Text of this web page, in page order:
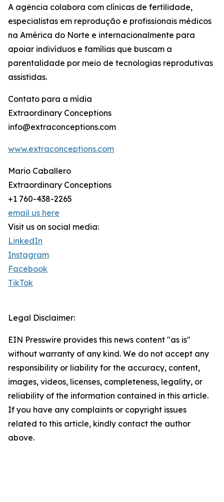
A agência colabora com clínicas de fertilidade,
especialistas em reprodução e profissionais médicos
na América do Norte e internacionalmente para
apoiar indivíduos e famílias que buscam a
parentalidade por meio de tecnologias reprodutivas
assistidas.
Contato para a mídia
Extraordinary Conceptions
info@extraconceptions.com
www.extraconceptions.com
Mario Caballero
Extraordinary Conceptions
+1 760-438-2265
email us here
Visit us on social media:
LinkedIn
Instagram
Facebook
TikTok
Legal Disclaimer:
EIN Presswire provides this news content "as is"
without warranty of any kind. We do not accept any
responsibility or liability for the accuracy, content,
images, videos, licenses, completeness, legality, or
reliability of the information contained in this article.
If you have any complaints or copyright issues
related to this article, kindly contact the author
above.